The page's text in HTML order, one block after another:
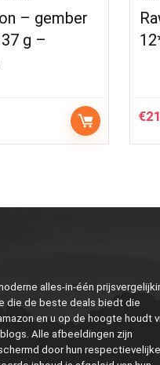
– gember
g –
€
alles-in-één
die de beste deals biedt die
en u op de hoogte houdt
Alle afbeeldingen zijn
door hun respectievelijke